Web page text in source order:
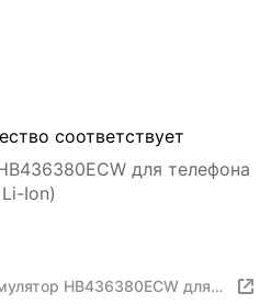
соответствует
для телефона
Ion)
HB436380ECW для